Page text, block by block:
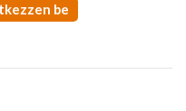
be